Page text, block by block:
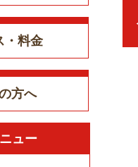
・料金
方へ
ュー